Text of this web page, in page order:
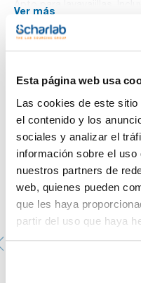
Esta página web usa
Las cookies de este
el contenido y los
sociales y analizar el
información sobre el
nuestros partners de
web, quienes pueden
que les haya
partir del uso que haya
Volumen (ml) : 2000
Tamaño grano (mm) : 50
Pack (u.) : 1
gracias al gran número de
MutiDrive basic
Mezcla y muele, y
vatios.
El funcionamiento a
trituración primaria de
mezcla especialmente
conexión de refrigeración
material de muestra sin
agente refrigerante.
MultiDrive control
Mezcla, muele y dispersa,
desechable. Con pantalla
recipientes mediante
la temperatura para
Ver más
Te puede interesar